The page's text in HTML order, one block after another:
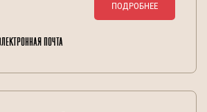
ПОДРОБНЕЕ
почта